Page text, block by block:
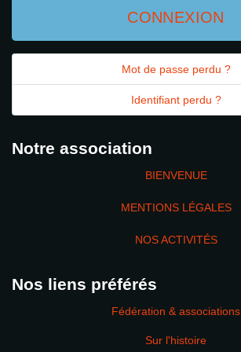
CONNEXION
Mot de passe perdu ?
Identifiant perdu ?
Notre association
BIENVENUE
MENTIONS LÉGALES
NOS ACTIVITÉS
Nos liens préférés
Fédération & associations
Sur l'histoire